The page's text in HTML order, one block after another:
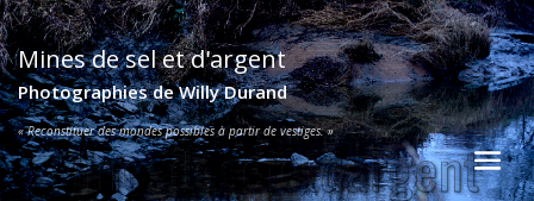
Mines de sel et d'argent
Photographies de Willy Durand
« Reconstituer des mondes possibles à partir de vestiges. »